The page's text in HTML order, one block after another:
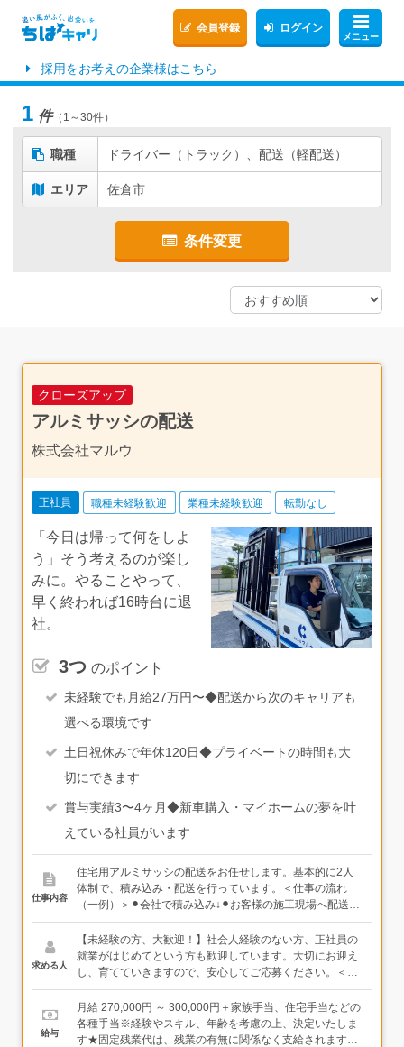
メニュー
会員登録 ログイン
採用をお考えの企業様はこちら
1 件（1～30件）
職種 ドライバー（トラック）、配送（軽配送）
エリア 佐倉市
条件変更
クローズアップ
アルミサッシの配送
株式会社マルウ
正社員 職種未経験歓迎 業種未経験歓迎 転勤なし
「今日は帰って何をしよ
う」そう考えるのが楽し
みに。やることやって、
早く終われば16時台に退
社。
3つ のポイント
未経験でも月給27万円〜◆配送から次のキャリアも
選べる環境です
土日祝休みで年休120日◆プライベートの時間も大
切にできます
賞与実績3〜4ヶ月◆新車購入・マイホームの夢を叶
えている社員がいます
仕事内容
住宅用アルミサッシの配送をお任せします。基本的に2人
体制で、積み込み・配送を行っています。＜仕事の流れ
（一例）＞⚫︎会社で積み込み↓⚫︎お客様の施工現場へ配送↓⚫︎
会社に戻り、再度積み込み↓⚫︎お客様の施工現場へ配送↓⚫︎
帰社。翌日の準備をして、退社！・1.3tトラックを使用し
ます・1日2〜5現場に伺います・営業社員がいるため、配
送に専念できます・未経験で入社した20代～40代の社員が
配送が気に入ればずっと続けていくこともできますし、他
の職種にも興味が出たら、営業や施工管理の仕事にチャレ
ンジすることも可能です。実際に社内でジョブチェンジし
求める人
【未経験の方、大歓迎！】社会人経験のない方、正社員の
就業がはじめてという方も歓迎しています。大切にお迎え
し、育てていきますので、安心してご応募ください。＜必
須＞・高卒以上・準中型免許（※）をお持ちの方（※）
2017年3月12日までに普通免許（MT）を取得した方は、お
持ちの免許で運転することができます。そうでない方は、
入社までに取得いただければOKです。面接の際にもご案内
給与
月給 270,000円 ～ 300,000円＋家族手当、住宅手当などの
各種手当※経験やスキル、年齢を考慮の上、決定いたしま
す★固定残業代は、残業の有無に関係なく支給されます。